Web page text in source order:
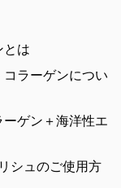
とは
コラーゲンについ
ゲン＋海洋性エ
シュのご使用方